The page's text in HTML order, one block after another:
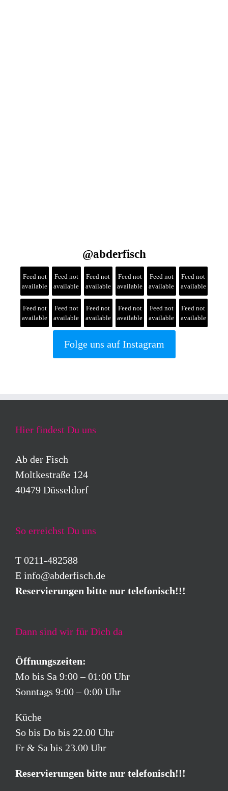
@abderfisch
Feed not
available
Feed not
available
Feed not
available
Feed not
available
Feed not
available
Feed not
available
Feed not
available
Feed not
available
Feed not
available
Feed not
available
Feed not
available
Feed not
available
Folge uns auf Instagram
Hier findest Du uns
Ab der Fisch
Moltkestraße 124
40479 Düsseldorf
So erreichst Du uns
T 0211-482588
E info@abderfisch.de
Reservierungen bitte nur telefonisch!!!
Dann sind wir für Dich da
Öffnungszeiten:
Mo bis Sa 9:00 – 01:00 Uhr
Sonntags 9:00 – 0:00 Uhr
Küche
So bis Do bis 22.00 Uhr
Fr & Sa bis 23.00 Uhr
Reservierungen bitte nur telefonisch!!!